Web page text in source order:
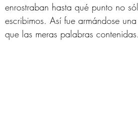
enrostraban hasta qué punto no
escribimos. Así fue armándose
que las meras palabras contenidas.